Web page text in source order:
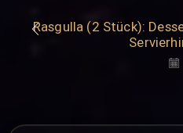
Rasgulla (2 Stück):